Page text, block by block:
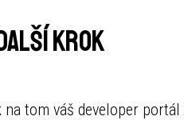
krok
tom váš developer